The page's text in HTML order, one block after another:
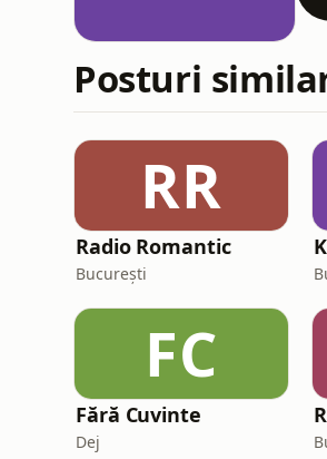
Posturi
RR
Radio Romantic
București
FC
Fără Cuvinte
Dej